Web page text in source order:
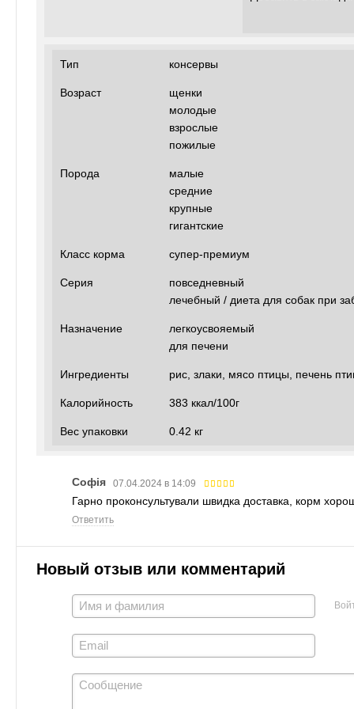
Тип консервы
Возраст
щенки
молодые
взрослые
пожилые
Порода
малые
средние
крупные
гигантские
Класс корма супер-премиум
Серия
повседневный
лечебный / диета для собак при
Назначение
легкоусвояемый
для печени
Ингредиенты рис, злаки, мясо птицы, печень
Калорийность 383 ккал/100г
Вес упаковки 0.42 кг
Софія 07.04.2024 в 14:09
Гарно проконсультували швидка доставка, корм
Ответить
Новый отзыв или комментарий